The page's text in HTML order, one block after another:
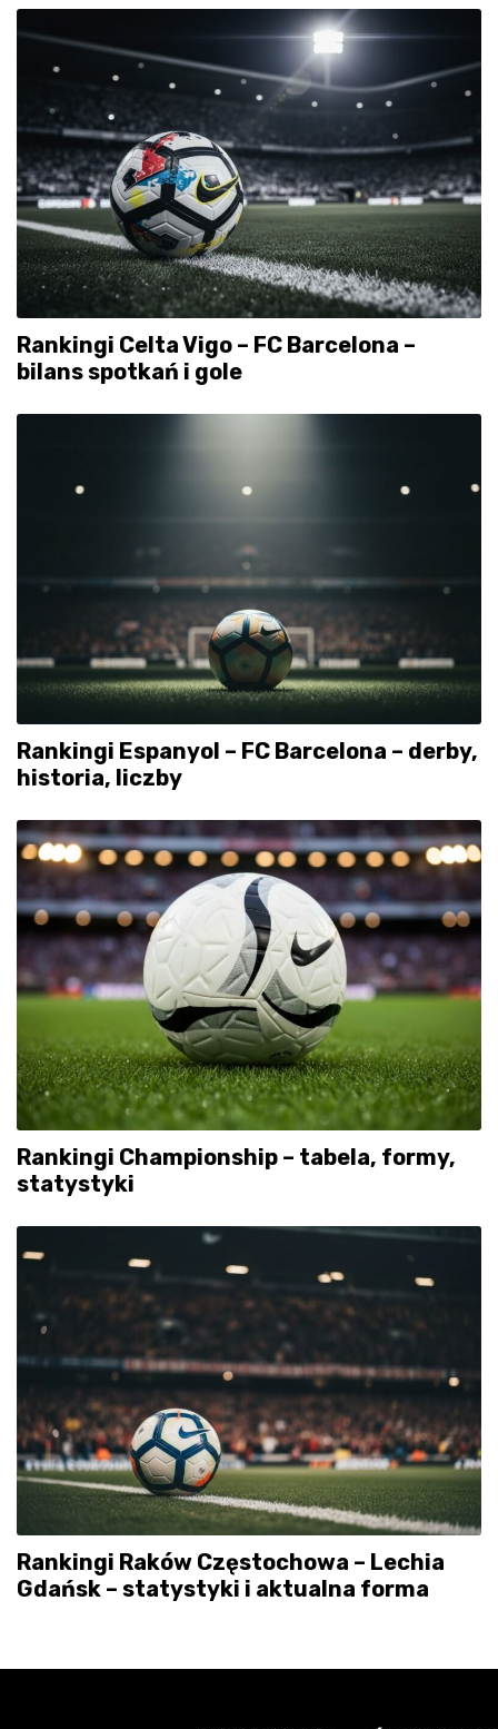
Rankingi Celta Vigo – FC Barcelona –
bilans spotkań i gole
Rankingi Espanyol – FC Barcelona – derby,
historia, liczby
Rankingi Championship – tabela, formy,
statystyki
Rankingi Raków Częstochowa – Lechia
Gdańsk – statystyki i aktualna forma